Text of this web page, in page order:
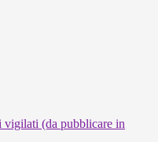
(da pubblicare in